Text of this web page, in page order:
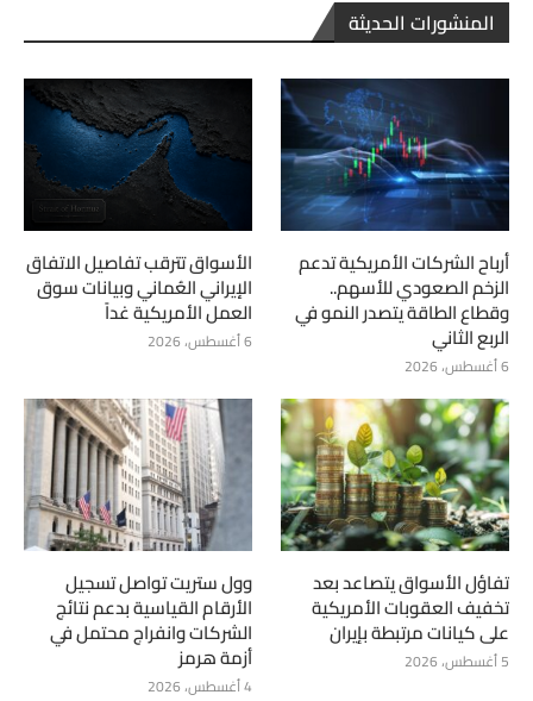
المنشورات الحديثة
أرباح الشركات الأمريكية تدعم
الزخم الصعودي للأسهم..
وقطاع الطاقة يتصدر النمو في
الربع الثاني
6 أغسطس، 2026
الأسواق تترقب تفاصيل الاتفاق
الإيراني العُماني وبيانات سوق
العمل الأمريكية غداً
6 أغسطس، 2026
تفاؤل الأسواق يتصاعد بعد
تخفيف العقوبات الأمريكية
على كيانات مرتبطة بإيران
5 أغسطس، 2026
وول ستريت تواصل تسجيل
الأرقام القياسية بدعم نتائج
الشركات وانفراج محتمل في
أزمة هرمز
4 أغسطس، 2026